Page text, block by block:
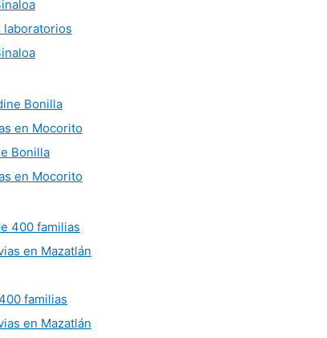
laboratorios
Bonilla
en Mocorito
familias
en Mazatlán